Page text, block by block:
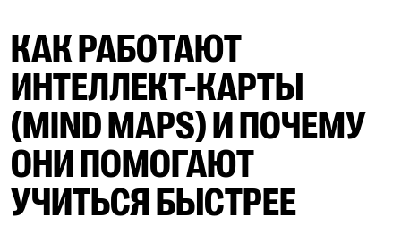
КАК РАБОТАЮТ
ИНТЕЛЛЕКТ-КАРТЫ
(MIND MAPS) И ПОЧЕМУ
ОНИ ПОМОГАЮТ
УЧИТЬСЯ БЫСТРЕЕ